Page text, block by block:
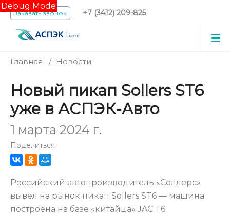
Debug Mode
Заказать звонок +7 (3412) 209-825
Главная / Новости
Новый пикап Sollers ST6
уже в АСПЭК-Авто
1 марта 2024 г.
Поделиться
Российский автопроизводитель «Соллерс»
вывел на рынок пикап Sollers ST6 — машина
построена на базе «китайца» JAC T6.